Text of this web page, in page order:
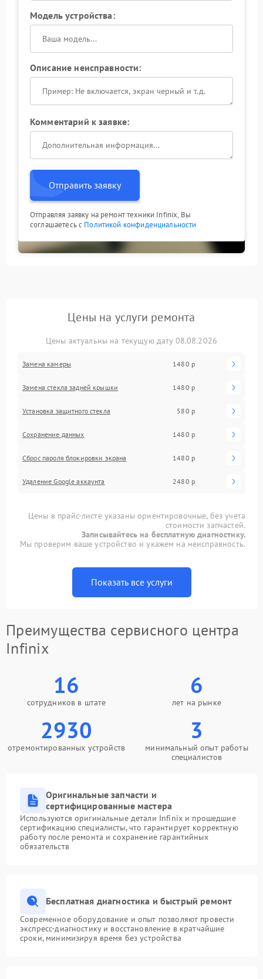
Модель устройства:
Описание неисправности:
Комментарий к заявке:
Отправить заявку
Отправляя заявку на ремонт техники Infinix, Вы
соглашаетесь с Политикой конфиденциальности
Цены на услуги ремонта
Цены актуальны на текущую дату 08.08.2026
Замена камеры 1480 р
Замена стекла задней крышки 1480 р
Установка защитного стекла 580 р
Сохранение данных 1480 р
Сброс пароля блокировки экрана 1480 р
Удаление Google аккаунта 2480 р
Цены в прайс-листе указаны ориентировочные, без учета
стоимости запчастей.
Записывайтесь на бесплатную диагностику.
Мы проверим ваше устройство и укажем на неисправность.
Показать все услуги
Преимущества сервисного центра
Infinix
16
сотрудников в штате
6
лет на рынке
2930
отремонтированных устройств
3
минимальный опыт работы
специалистов
Оригинальные запчасти и
сертифицированные мастера
Используются оригинальные детали Infinix и прошедшие
сертификацию специалисты, что гарантирует корректную
работу после ремонта и сохранение гарантийных
обязательств
Бесплатная диагностика и быстрый ремонт
Современное оборудование и опыт позволяют провести
экспресс-диагностику и восстановление в кратчайшие
сроки, минимизируя время без устройства